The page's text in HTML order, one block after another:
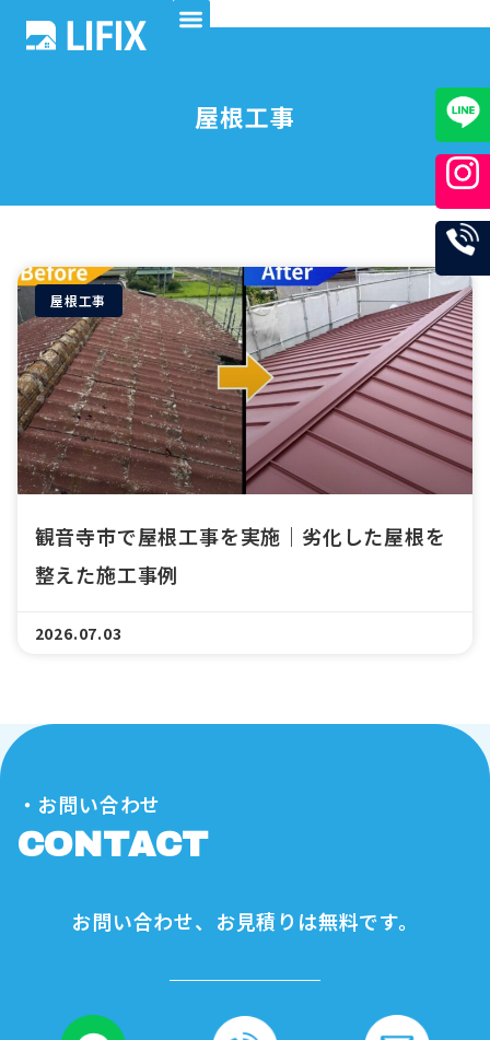
屋根工事
屋根工事
観音寺市で屋根工事を実施｜劣化した屋根を
整えた施工事例
2026.07.03
・お問い合わせ
CONTACT
お問い合わせ、お見積りは無料です。